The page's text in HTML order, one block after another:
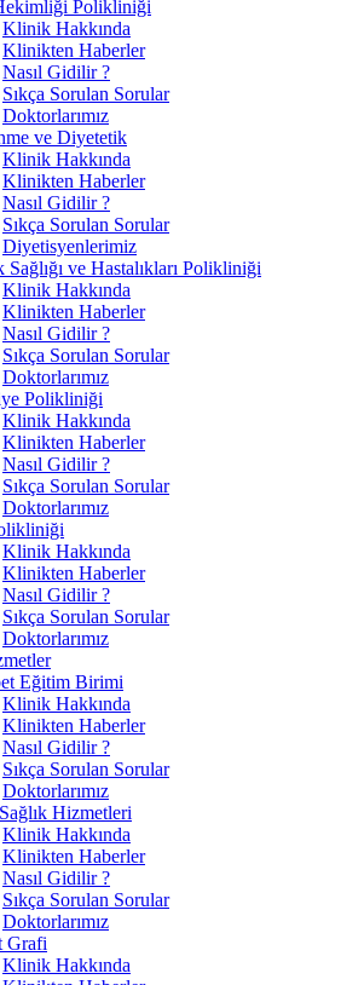
Polikliniği
Klinik Hakkında
Klinikten Haberler
Nasıl Gidilir ?
Sıkça Sorulan Sorular
Doktorlarımız
ve Diyetetik
Klinik Hakkında
Klinikten Haberler
Nasıl Gidilir ?
Sıkça Sorulan Sorular
Diyetisyenlerimiz
Sağlığı ve Hastalıkları Polikliniği
Klinik Hakkında
Klinikten Haberler
Nasıl Gidilir ?
Sıkça Sorulan Sorular
Doktorlarımız
Polikliniği
Klinik Hakkında
Klinikten Haberler
Nasıl Gidilir ?
Sıkça Sorulan Sorular
Doktorlarımız
Klinik Hakkında
Klinikten Haberler
Nasıl Gidilir ?
Sıkça Sorulan Sorular
Doktorlarımız
Eğitim Birimi
Klinik Hakkında
Klinikten Haberler
Nasıl Gidilir ?
Sıkça Sorulan Sorular
Doktorlarımız
Hizmetleri
Klinik Hakkında
Klinikten Haberler
Nasıl Gidilir ?
Sıkça Sorulan Sorular
Doktorlarımız
Grafi
Klinik Hakkında